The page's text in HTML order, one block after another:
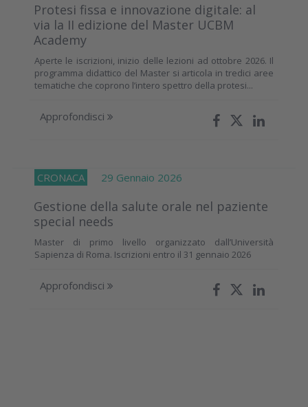
Protesi fissa e innovazione digitale: al
via la II edizione del Master UCBM
Academy
Aperte le iscrizioni, inizio delle lezioni ad ottobre 2026. Il
programma didattico del Master si articola in tredici aree
tematiche che coprono l’intero spettro della protesi...
Approfondisci
CRONACA 29 Gennaio 2026
Gestione della salute orale nel paziente
special needs
Master di primo livello organizzato dall’Università
Sapienza di Roma. Iscrizioni entro il 31 gennaio 2026
Approfondisci